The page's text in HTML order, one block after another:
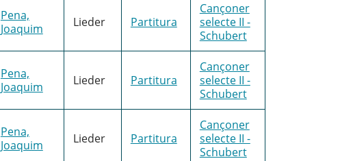
Pena,
Joaquim
Lieder Partitura
Cançoner
selecte II -
Schubert
Pena,
Joaquim
Lieder Partitura
Cançoner
selecte II -
Schubert
Pena,
Joaquim
Lieder Partitura
Cançoner
selecte II -
Schubert